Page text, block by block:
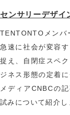
センサリーデザイ
TENTONTOメンバ
急速に社会が変容
捉え、自閉症スペ
ジネス形態の定着
メディアCNBCの
試みについて紹介し